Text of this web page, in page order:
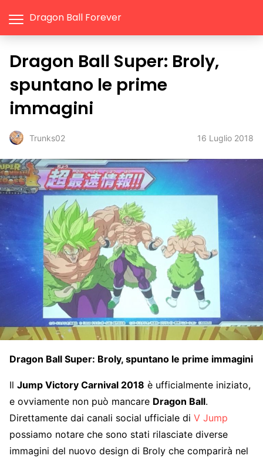
Dragon Ball Forever
Dragon Ball Super: Broly,
spuntano le prime
immagini
Trunks02 16 Luglio 2018
Dragon Ball Super: Broly, spuntano le prime immagini
Il Jump Victory Carnival 2018 è ufficialmente iniziato,
e ovviamente non può mancare Dragon Ball.
Direttamente dai canali social ufficiale di V Jump
possiamo notare che sono stati rilasciate diverse
immagini del nuovo design di Broly che comparirà nel